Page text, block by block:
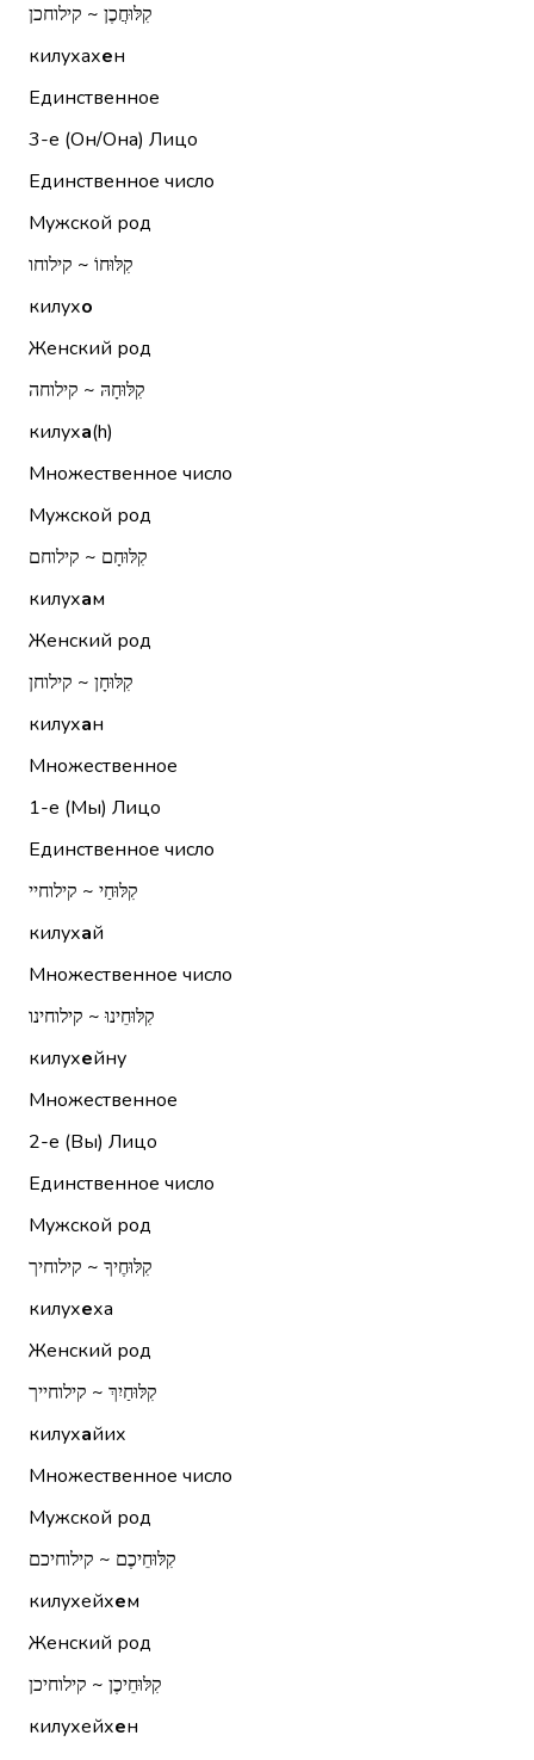
קִלּוּחֲכֶן ~ קילוחכן
килухахен
Единственное
3-е (Он/Она) Лицо
Единственное число
Мужской род
קִלּוּחוֹ ~ קילוחו
килухо
Женский род
קִלּוּחָהּ ~ קילוחה
килуха(h)
Множественное число
Мужской род
קִלּוּחָם ~ קילוחם
килухам
Женский род
קִלּוּחָן ~ קילוחן
килухан
Множественное
1-е (Мы) Лицо
Единственное число
קִלּוּחַי ~ קילוחיי
килухай
Множественное число
קִלּוּחֵינוּ ~ קילוחינו
килухейну
Множественное
2-е (Вы) Лицо
Единственное число
Мужской род
קִלּוּחֶיךָ ~ קילוחיך
килухеха
Женский род
קִלּוּחַיִךְ ~ קילוחייך
килухайих
Множественное число
Мужской род
קִלּוּחֵיכֶם ~ קילוחיכם
килухейхем
Женский род
קִלּוּחֵיכֶן ~ קילוחיכן
килухейхен